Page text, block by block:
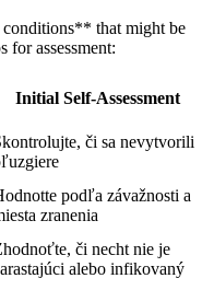
that might be
for assessment:
Initial Self-Assessment
či sa nevytvorili
podľa závažnosti a
zranenia
či necht nie je
alebo infikovaný